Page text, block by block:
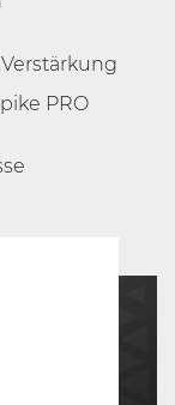
PRO